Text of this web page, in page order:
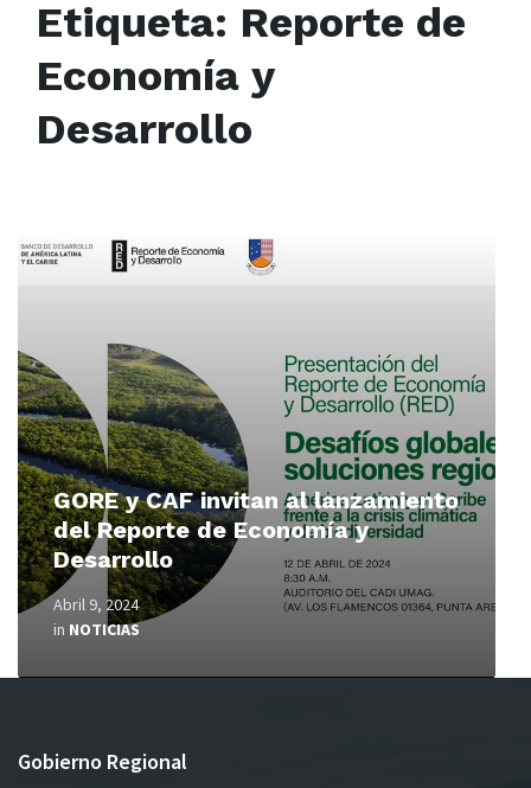
Etiqueta: Reporte de
Economía y
Desarrollo
GORE y CAF invitan al lanzamiento
del Reporte de Economía y
Desarrollo
Abril 9, 2024
in NOTICIAS
More
Gobierno Regional